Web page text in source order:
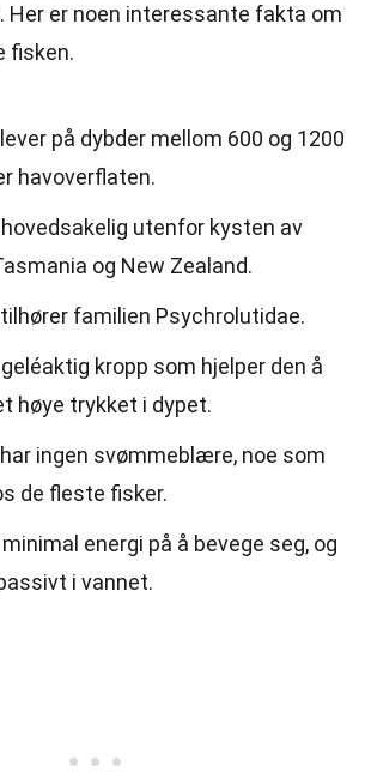
Her er noen interessante fakta om
fisken.
på dybder mellom 600 og 1200
havoverflaten.
utenfor kysten av
og New Zealand.
familien Psychrolutidae.
kropp som hjelper den å
høye trykket i dypet.
ingen svømmeblære, noe som
de fleste fisker.
energi på å bevege seg, og
i vannet.